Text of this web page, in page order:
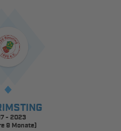
- 2023
9 Monate)